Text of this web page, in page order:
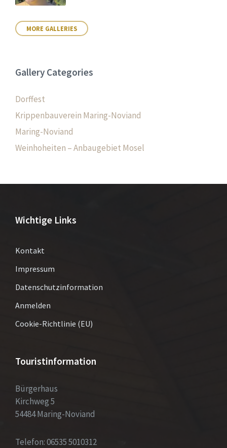
MORE GALLERIES
Gallery Categories
Dorffest
Krippenbauverein Maring-Noviand
Maring-Noviand
Weinhoheiten – Anbaugebiet Mosel
Wichtige Links
Kontakt
Impressum
Datenschutzinformation
Anmelden
Cookie-Richtlinie (EU)
Touristinformation
Bürgerhaus
Kirchweg 5
54484 Maring-Noviand
Telefon: 06535 5010312